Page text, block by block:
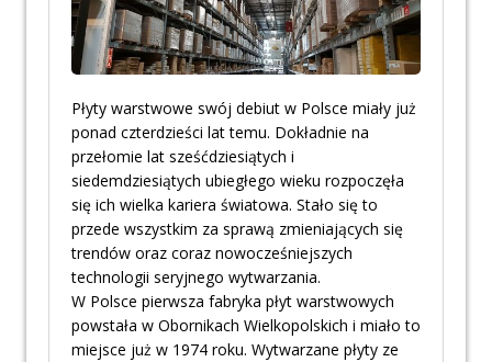
Płyty warstwowe swój debiut w Polsce miały już
ponad czterdzieści lat temu. Dokładnie na
przełomie lat sześćdziesiątych i
siedemdziesiątych ubiegłego wieku rozpoczęła
się ich wielka kariera światowa. Stało się to
przede wszystkim za sprawą zmieniających się
trendów oraz coraz nowocześniejszych
technologii seryjnego wytwarzania.
W Polsce pierwsza fabryka płyt warstwowych
powstała w Obornikach Wielkopolskich i miało to
miejsce już w 1974 roku. Wytwarzane płyty ze